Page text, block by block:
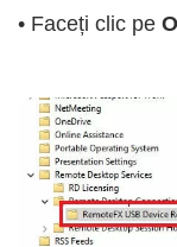
• Faceți clic pe